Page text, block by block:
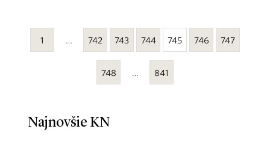
1 … 742 743 744 745 746 747
748 … 841
Najnovšie KN